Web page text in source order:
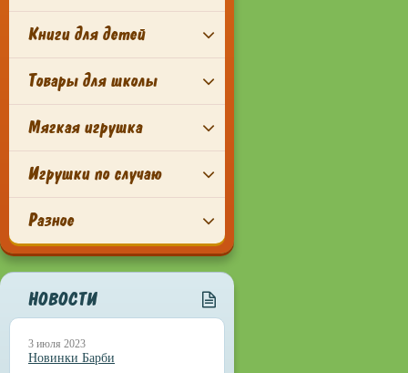
Книги для детей
Товары для школы
Мягкая игрушка
Игрушки по случаю
Разное
НОВОСТИ
3 июля 2023
Новинки Барби